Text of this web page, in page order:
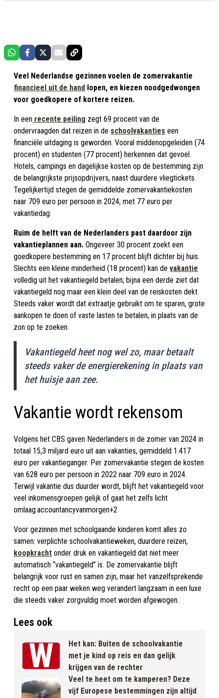
Veel Nederlandse gezinnen voelen de zomervakantie
financieel uit de hand lopen, en kiezen noodgedwongen
voor goedkopere of kortere reizen.
In een recente peiling zegt 69 procent van de
ondervraagden dat reizen in de schoolvakanties een
financiële uitdaging is geworden. Vooral middenopgeleiden (74
procent) en studenten (77 procent) herkennen dat gevoel.
Hotels, campings en dagelijkse kosten op de bestemming zijn
de belangrijkste prijsopdrijvers, naast duurdere vliegtickets.
Tegelijkertijd stegen de gemiddelde zomervakantiekosten
naar 709 euro per persoon in 2024, met 77 euro per
vakantiedag.
Ruim de helft van de Nederlanders past daardoor zijn
vakantieplannen aan. Ongeveer 30 procent zoekt een
goedkopere bestemming en 17 procent blijft dichter bij huis.
Slechts een kleine minderheid (18 procent) kan de vakantie
volledig uit het vakantiegeld betalen; bijna een derde ziet dat
vakantiegeld nog maar een klein deel van de reiskosten dekt.
Steeds vaker wordt dat extraatje gebruikt om te sparen, grote
aankopen te doen of vaste lasten te betalen, in plaats van de
zon op te zoeken.
Vakantiegeld heet nog wel zo, maar betaalt
steeds vaker de energierekening in plaats van
het huisje aan zee.
Vakantie wordt rekensom
Volgens het CBS gaven Nederlanders in de zomer van 2024 in
totaal 15,3 miljard euro uit aan vakanties, gemiddeld 1.417
euro per vakantieganger. Per zomervakantie stegen de kosten
van 628 euro per persoon in 2022 naar 709 euro in 2024.
Terwijl vakantie dus duurder wordt, blijft het vakantiegeld voor
veel inkomensgroepen gelijk of gaat het zelfs licht
omlaag.accountancyvanmorgen+2
Voor gezinnen met schoolgaande kinderen komt alles zo
samen: verplichte schoolvakantieweken, duurdere reizen,
koopkracht onder druk en vakantiegeld dat niet meer
automatisch “vakantiegeld” is. De zomervakantie blijft
belangrijk voor rust en samen zijn, maar het vanzelfsprekende
recht op een paar weken weg verandert langzaam in een luxe
die steeds vaker zorgvuldig moet worden afgewogen.
Lees ook
Het kan: Buiten de schoolvakantie
met je kind op reis en dan gelijk
krijgen van de rechter
Veel te heet om te kamperen? Deze
vijf Europese bestemmingen zijn altijd